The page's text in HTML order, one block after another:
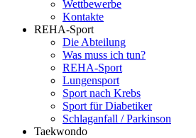
Wettbewerbe
Kontakte
REHA-Sport
Die Abteilung
Was muss ich tun?
REHA-Sport
Lungensport
Sport nach Krebs
Sport für Diabetiker
Schlaganfall / Parkinson
Taekwondo